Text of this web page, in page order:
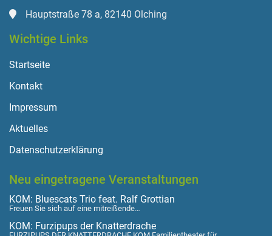
Hauptstraße 78 a, 82140 Olching
Wichtige Links
Startseite
Kontakt
Impressum
Aktuelles
Datenschutzerklärung
Neu eingetragene Veranstaltungen
KOM: Bluescats Trio feat. Ralf Grottian
Freuen Sie sich auf eine mitreißende…
KOM: Furzipups der Knatterdrache